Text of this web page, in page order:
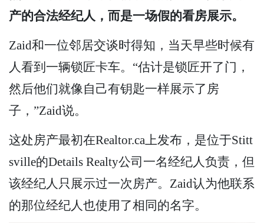
产的合法经纪人，而是一场假的看房展示。
Zaid和一位邻居交谈时得知，当天早些时候有
人看到一辆锁匠卡车。“估计是锁匠开了门，
然后他们就像自己有钥匙一样展示了房
子，”Zaid说。
这处房产最初在Realtor.ca上发布，是位于Stitt
sville的Details Realty公司一名经纪人负责，但
该经纪人只展示过一次房产。Zaid认为他联系
的那位经纪人也使用了相同的名字。